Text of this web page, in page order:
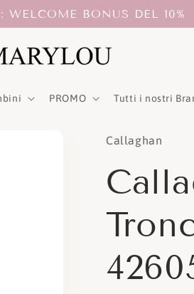
BONUS DEL 10%
PROMO Tutti i nostri
Callaghan